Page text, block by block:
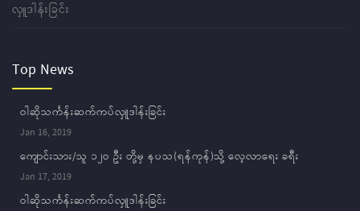
လှူဒါန်းခြင်း
Top News
ဝါဆိုသင်္ကန်းဆက်ကပ်လှူဒါန်းခြင်း
Jan 16, 2019
ကျောင်းသား/သူ ၁၂ဝ ဦး တို့မှ နပသ(ရန်ကုန်)သို့ လေ့လာရေး ခရီး
Jan 17, 2019
ဝါဆိုသင်္ကန်းဆက်ကပ်လှူဒါန်းခြင်း